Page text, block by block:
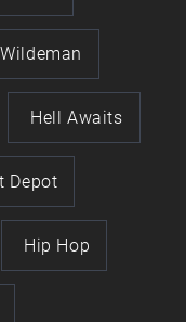
Hell Awaits
Depot
Hip Hop